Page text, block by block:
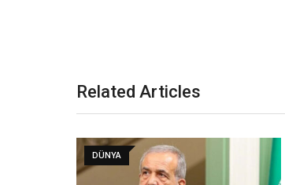
Related Articles
DÜNYA